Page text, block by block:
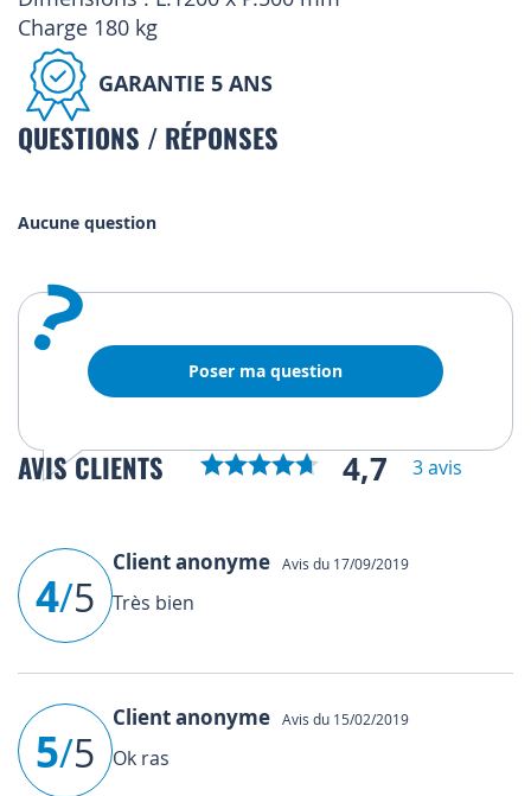
Charge 180 kg
GARANTIE 5 ANS
QUESTIONS / RÉPONSES
Aucune question
? Poser ma question
AVIS CLIENTS 4,7 3 avis
4/5
Client anonyme Avis du 17/09/2019
Très bien
5/5
Client anonyme Avis du 15/02/2019
Ok ras